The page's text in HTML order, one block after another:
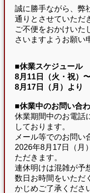
誠に勝手ながら、弊
通りとさせていただ
ご不便をおかけいた
さいますようお願い
■休業スケジュール
8月11日（火・祝）
8月17日（月）より
■休業中のお問い合
休業期間中のお電話
しております。
メール等でのお問い
2026年8月17日（月
ただきます。
連休明けは混雑が予
数日お時間をいただ
かじめご了承くださ